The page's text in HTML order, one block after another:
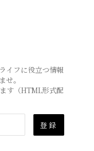
イフに役立つ情報
せ。
す（HTML形式配
登録